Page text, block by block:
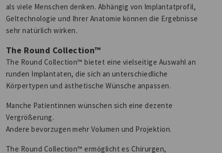
als viele Menschen denken. Abhängig von Implantatprofil,
Geltechnologie und Ihrer Anatomie können die Ergebnisse
sehr natürlich wirken.
The Round Collection™
The Round Collection™ bietet eine vielseitige Auswahl an
runden Implantaten, die sich an unterschiedliche
Körpertypen und ästhetische Wünsche anpassen.
Manche Patientinnen wünschen sich eine dezente
Vergrößerung.
Andere bevorzugen mehr Volumen und Projektion.
The Round Collection™ ermöglicht es Chirurgen,